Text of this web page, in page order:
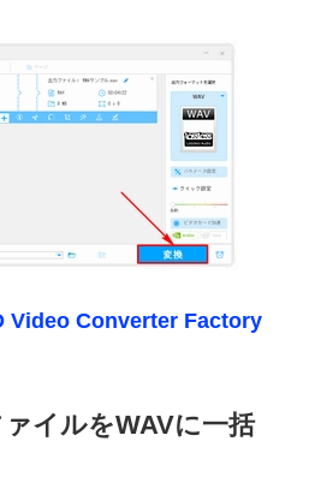
Video Converter Factory
イルをWAVに一括